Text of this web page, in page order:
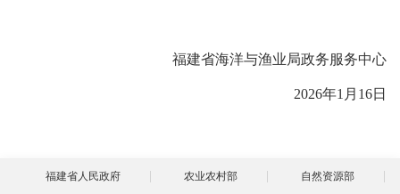
福建省海洋与渔业局政务服务中心
2026年1月16日
福建省人民政府 农业农村部 自然资源部